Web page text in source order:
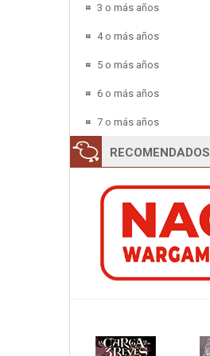
3 o más años
4 o más años
5 o más años
6 o más años
7 o más años
RECOMENDADOS